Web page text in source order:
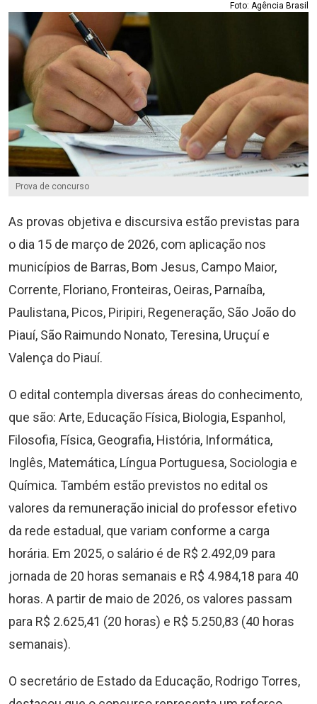
Foto: Agência Brasil
Prova de concurso
As provas objetiva e discursiva estão previstas para
o dia 15 de março de 2026, com aplicação nos
municípios de Barras, Bom Jesus, Campo Maior,
Corrente, Floriano, Fronteiras, Oeiras, Parnaíba,
Paulistana, Picos, Piripiri, Regeneração, São João do
Piauí, São Raimundo Nonato, Teresina, Uruçuí e
Valença do Piauí.
O edital contempla diversas áreas do conhecimento,
que são: Arte, Educação Física, Biologia, Espanhol,
Filosofia, Física, Geografia, História, Informática,
Inglês, Matemática, Língua Portuguesa, Sociologia e
Química. Também estão previstos no edital os
valores da remuneração inicial do professor efetivo
da rede estadual, que variam conforme a carga
horária. Em 2025, o salário é de R$ 2.492,09 para
jornada de 20 horas semanais e R$ 4.984,18 para 40
horas. A partir de maio de 2026, os valores passam
para R$ 2.625,41 (20 horas) e R$ 5.250,83 (40 horas
semanais).
O secretário de Estado da Educação, Rodrigo Torres,